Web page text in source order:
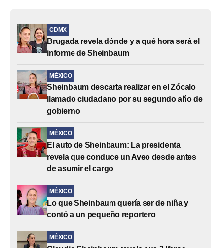
CDMX
Brugada revela dónde y a qué hora será el
informe de Sheinbaum
MÉXICO
Sheinbaum descarta realizar en el Zócalo
llamado ciudadano por su segundo año de
gobierno
MÉXICO
El auto de Sheinbaum: La presidenta
revela que conduce un Aveo desde antes
de asumir el cargo
MÉXICO
Lo que Sheinbaum quería ser de niña y
contó a un pequeño reportero
MÉXICO